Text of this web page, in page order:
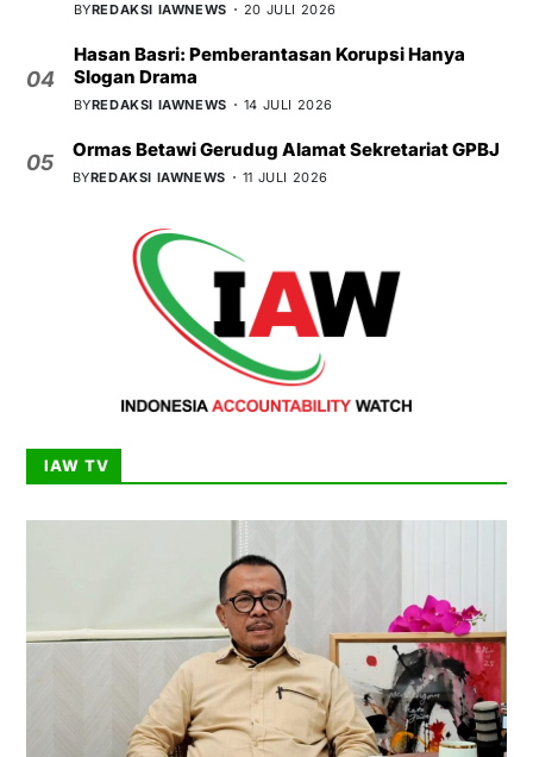
BYREDAKSI IAWNEWS 20 JULI 2026
04
Hasan Basri: Pemberantasan Korupsi Hanya
Slogan Drama
BYREDAKSI IAWNEWS 14 JULI 2026
05
Ormas Betawi Gerudug Alamat Sekretariat GPBJ
BYREDAKSI IAWNEWS 11 JULI 2026
IAW TV